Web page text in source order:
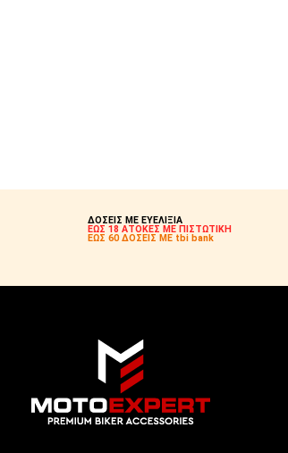
ΔΟΣΕΙΣ ΜΕ ΕΥΕΛΙΞΙΑ
ΕΩΣ 18 ΑΤΟΚΕΣ ΜΕ ΠΙΣΤΩΤΙΚΗ
ΕΩΣ 60 ΔΟΣΕΙΣ ΜΕ tbi bank